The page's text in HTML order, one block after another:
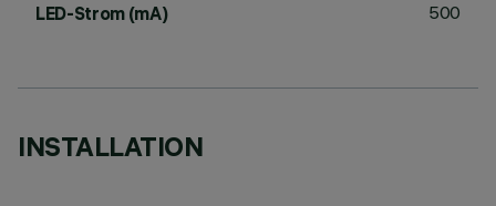
LED-Strom (mA) 500
INSTALLATION